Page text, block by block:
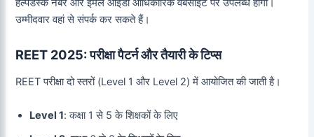
हेल्पडेस्क नंबर और ईमेल आईडी आधिकारिक वेबसाइट पर उपलब्ध होगी।
उम्मीदवार वहां से संपर्क कर सकते हैं।
REET 2025: परीक्षा पैटर्न और तैयारी के टिप्स
REET परीक्षा दो स्तरों (Level 1 और Level 2) में आयोजित की जाती है।
Level 1: कक्षा 1 से 5 के शिक्षकों के लिए